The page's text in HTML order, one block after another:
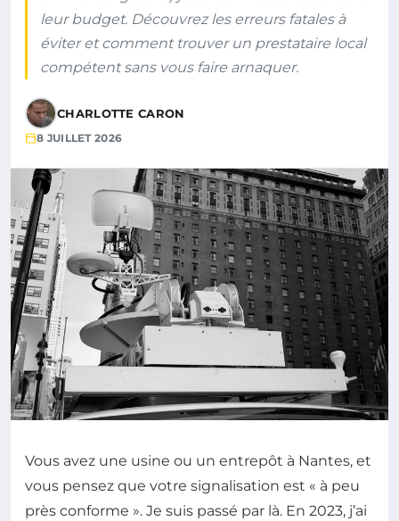
leur budget. Découvrez les erreurs fatales à
éviter et comment trouver un prestataire local
compétent sans vous faire arnaquer.
CHARLOTTE CARON
8 JUILLET 2026
Vous avez une usine ou un entrepôt à Nantes, et
vous pensez que votre signalisation est « à peu
près conforme ». Je suis passé par là. En 2023, j’ai